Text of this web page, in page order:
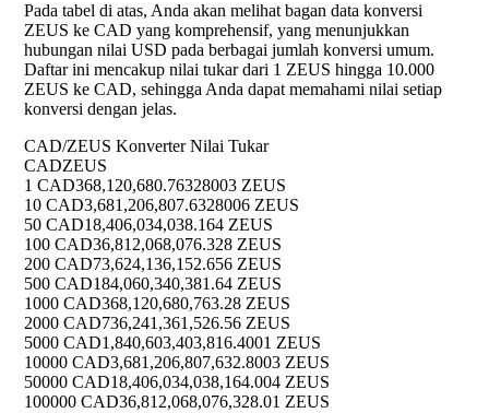
Pada tabel di atas, Anda akan melihat bagan data konversi
ZEUS ke CAD yang komprehensif, yang menunjukkan
hubungan nilai USD pada berbagai jumlah konversi umum.
Daftar ini mencakup nilai tukar dari 1 ZEUS hingga 10.000
ZEUS ke CAD, sehingga Anda dapat memahami nilai setiap
konversi dengan jelas.
CAD/ZEUS Konverter Nilai Tukar
CADZEUS
1 CAD368,120,680.76328003 ZEUS
10 CAD3,681,206,807.6328006 ZEUS
50 CAD18,406,034,038.164 ZEUS
100 CAD36,812,068,076.328 ZEUS
200 CAD73,624,136,152.656 ZEUS
500 CAD184,060,340,381.64 ZEUS
1000 CAD368,120,680,763.28 ZEUS
2000 CAD736,241,361,526.56 ZEUS
5000 CAD1,840,603,403,816.4001 ZEUS
10000 CAD3,681,206,807,632.8003 ZEUS
50000 CAD18,406,034,038,164.004 ZEUS
100000 CAD36,812,068,076,328.01 ZEUS